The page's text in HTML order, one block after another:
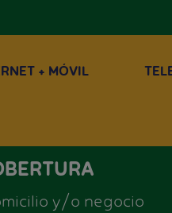
+ MÓVIL
y/o negocio